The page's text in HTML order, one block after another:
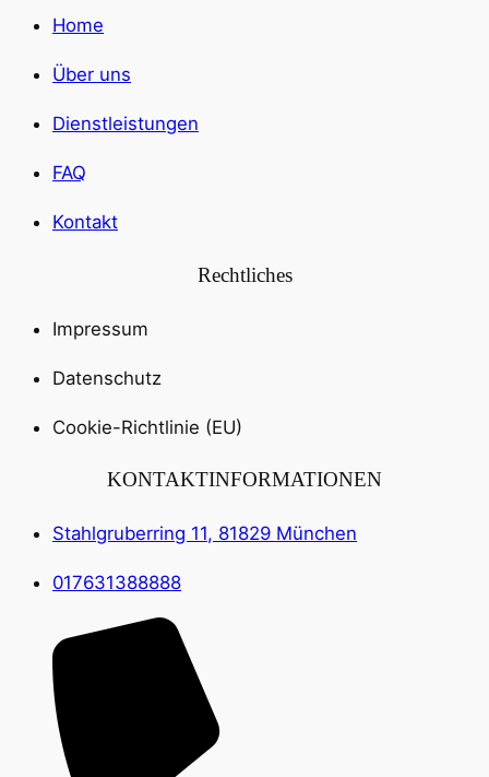
Home
Über uns
Dienstleistungen
FAQ
Kontakt
Rechtliches
Impressum
Datenschutz
Cookie-Richtlinie (EU)
KONTAKTINFORMATIONEN
Stahlgruberring 11, 81829 München
017631388888